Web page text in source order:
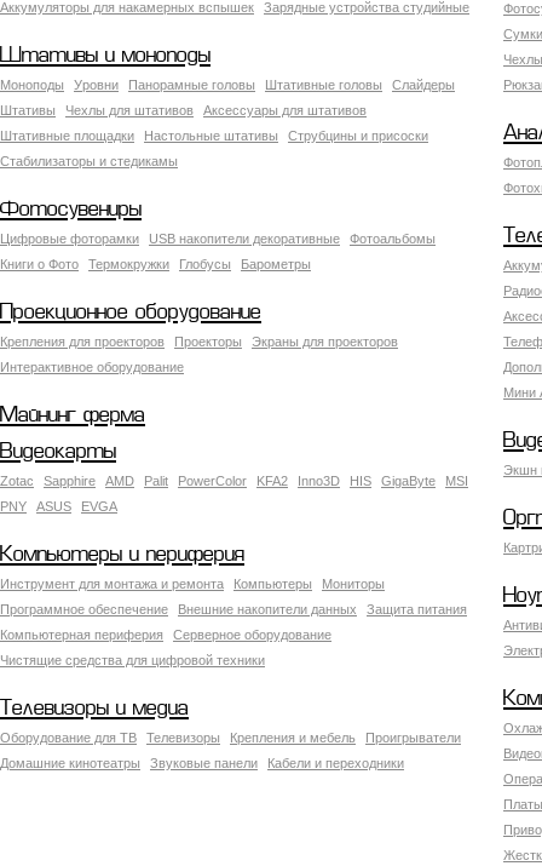
Аккумуляторы для накамерных вспышек
Зарядные устройства студийные
Штативы и моноподы
Моноподы Уровни Панорамные головы Штативные головы
Слайдеры
Штативы
Чехлы для штативов
Аксессуары для штативов
Штативные площадки
Настольные штативы
Струбцины и присоски
Стабилизаторы и стедикамы
Фотосувениры
Цифровые фоторамки USB накопители декоративные
Фотоальбомы
Книги о Фото
Термокружки Глобусы Барометры
Мини
Проекционное оборудование
Крепления для проекторов Проекторы
Экраны для проекторов
Интерактивное оборудование
Майнинг ферма
Экшн
Видеокарты
Zotac Sapphire AMD Palit PowerColor KFA2 Inno3D HIS GigaByte
MSI
PNY
ASUS EVGA
Компьютеры и периферия
Инструмент для монтажа и ремонта Компьютеры
Мониторы
Программное обеспечение
Внешние накопители данных
Защита питания
Компьютерная периферия
Серверное оборудование
Чистящие средства для цифровой техники
Телевизоры и медиа
Оборудование для ТВ Телевизоры Крепления и мебель
Проигрыватели
Домашние кинотеатры
Звуковые панели Кабели и переходники